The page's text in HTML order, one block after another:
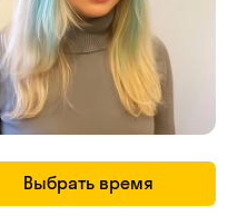
Выбрать время